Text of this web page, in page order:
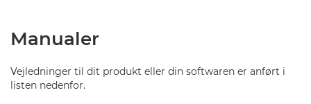
Manualer
Vejledninger til dit produkt eller din softwaren er anført i
listen nedenfor.